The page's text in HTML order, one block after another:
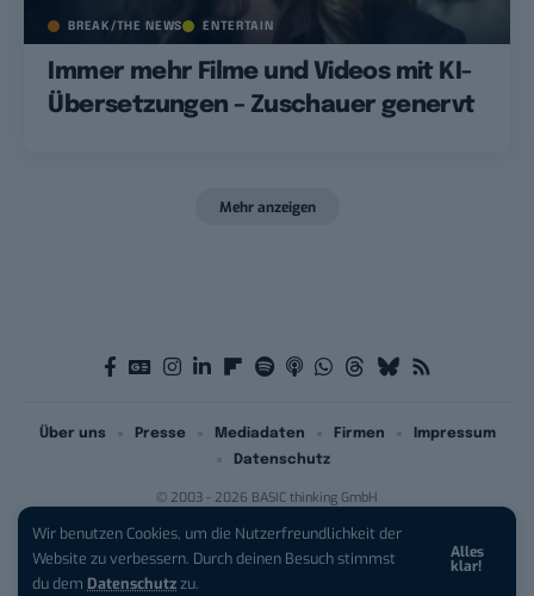
Wir benutzen Cookies, um die Nutzerfreundlichkeit der
Website zu verbessern. Durch deinen Besuch stimmst
du dem Datenschutzzu.
Alles
klar!
BREAK/THE NEWS ENTERTAIN
Immer mehr Filme und Videos mit KI-
Übersetzungen – Zuschauer genervt
Mehr anzeigen
© 2003 - 2026 BASIC thinking GmbH
Über uns Presse Mediadaten Firmen
Impressum
Datenschutz
iPhone 17 Pro sichern:Für 1 € +
200 € Hardware-Bonus!